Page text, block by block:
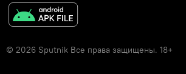
© 2026 Sputnik Все права защищены. 18+